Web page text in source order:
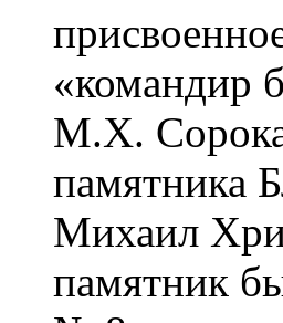
«командир
М.Х. Сорока
памятника
Михаил
памятник